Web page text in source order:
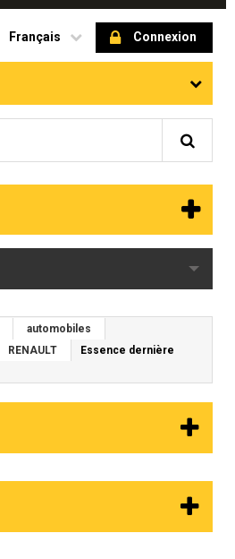
Connexion
Français
automobiles
RENAULT
Essence dernière